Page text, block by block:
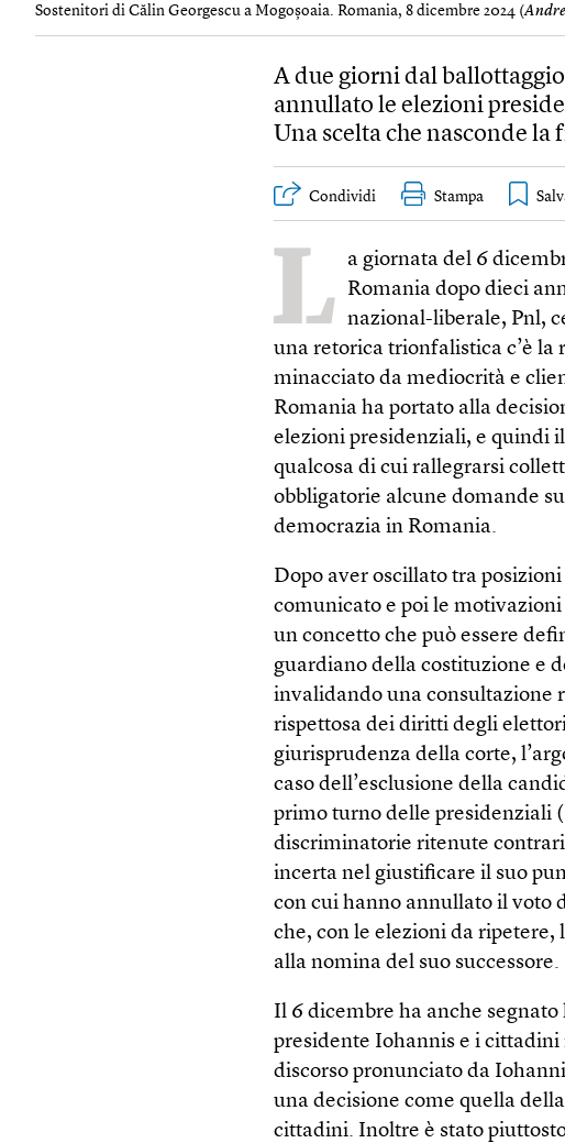
Sostenitori di Călin Georgescu a Mogoșoaia. Romania, 8 dicembre 2024 (
A due giorni dal
annullato le elezioni
Una scelta che nasconde
Condividi Stampa
L
a giornata del 6
Romania dopo dieci
nazional-liberale, Pnl,
una retorica trionfalistica c’è la
minacciato da mediocrità e
Romania ha portato alla
elezioni presidenziali, e quindi
qualcosa di cui rallegrarsi
obbligatorie alcune domande
democrazia in Romania.
Dopo aver oscillato tra
comunicato e poi le
un concetto che può essere
guardiano della costituzione e
invalidando una consultazione
rispettosa dei diritti degli
giurisprudenza della corte,
caso dell’esclusione della
primo turno delle presidenziali
discriminatorie ritenute
incerta nel giustificare il suo
con cui hanno annullato il voto
che, con le elezioni da ripetere,
alla nomina del suo successore.
Il 6 dicembre ha anche
presidente Iohannis e i
discorso pronunciato da
una decisione come quella
cittadini. Inoltre è stato